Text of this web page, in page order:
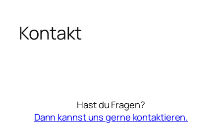
Kontakt
Hast du Fragen?
Dann kannst uns gerne kontaktieren.